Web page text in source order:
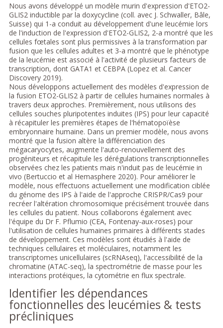
Nous avons développé un modèle murin d'expression d'ETO2-
GLIS2 inductible par la doxycycline (coll. avec J. Schwaller, Bâle,
Suisse) qui 1-a conduit au développement d'une leucémie lors
de l'induction de l'expression d'ETO2-GLIS2, 2-a montré que les
cellules fœtales sont plus permissives à la transformation par
fusion que les cellules adultes et 3-a montré que le phénotype
de la leucémie est associé à l'activité de plusieurs facteurs de
transcription, dont GATA1 et CEBPA (Lopez et al. Cancer
Discovery 2019).
Nous développons actuellement des modèles d'expression de
la fusion ETO2-GLIS2 à partir de cellules humaines normales à
travers deux approches. Premièrement, nous utilisons des
cellules souches pluripotentes induites (IPS) pour leur capacité
à récapituler les premières étapes de l'hématopoïèse
embryonnaire humaine. Dans un premier modèle, nous avons
montré que la fusion altère la différenciation des
mégacaryocytes, augmente l'auto-renouvellement des
progéniteurs et récapitule les dérégulations transcriptionnelles
observées chez les patients mais n'induit pas de leucémie in
vivo (Bertuccio et al Hemasphere 2020). Pour améliorer le
modèle, nous effectuons actuellement une modification ciblée
du génome des IPS à l'aide de l'approche CRISPR/Cas9 pour
recréer l'altération chromosomique précisément trouvée dans
les cellules du patient. Nous collaborons également avec
l'équipe du Dr F. Pflumio (CEA, Fontenay-aux-roses) pour
l'utilisation de cellules humaines primaires à différents stades
de développement. Ces modèles sont étudiés à l'aide de
techniques cellulaires et moléculaires, notamment les
transcriptomes unicellulaires (scRNAseq), l'accessibilité de la
chromatine (ATAC-seq), la spectrométrie de masse pour les
interactions protéiques, la cytométrie en flux spectrale.
Identifier les dépendances
fonctionnelles des leucémies & tests
précliniques